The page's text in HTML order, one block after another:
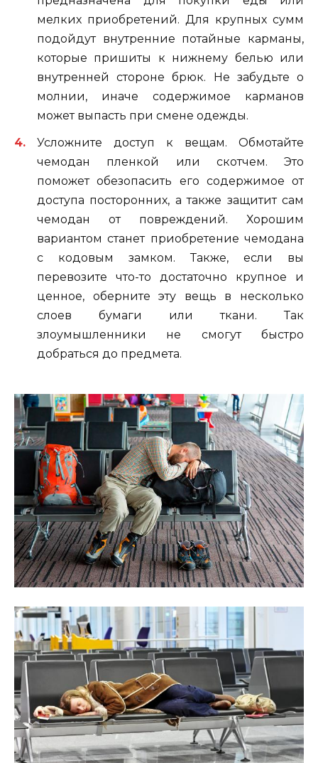
мелких приобретений. Для крупных сумм
подойдут внутренние потайные карманы,
которые пришиты к нижнему белью или
внутренней стороне брюк. Не забудьте о
молнии, иначе содержимое карманов
может выпасть при смене одежды.
Усложните доступ к вещам. Обмотайте
чемодан пленкой или скотчем. Это
поможет обезопасить его содержимое от
доступа посторонних, а также защитит сам
чемодан от повреждений. Хорошим
вариантом станет приобретение чемодана
с кодовым замком. Также, если вы
перевозите что-то достаточно крупное и
ценное, оберните эту вещь в несколько
слоев бумаги или ткани. Так
злоумышленники не смогут быстро
добраться до предмета.